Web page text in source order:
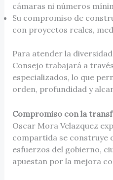
cámaras ni números
Su compromiso de
con proyectos reales,
Para atender la
Consejo trabajará a
especializados, lo que
orden, profundidad y
Compromiso con la
Oscar Mora Velazquez
compartida se construye
esfuerzos del gobierno,
apuestan por la mejora